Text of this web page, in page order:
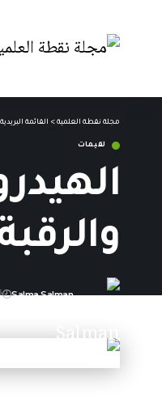
مجلة نقطة العلمية > القائمة البريدية
لقيمات
Salma Salman
6